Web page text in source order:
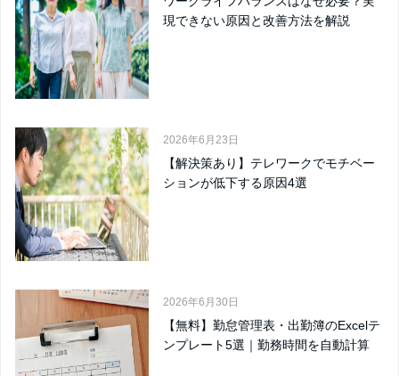
現できない原因と改善方法を解説
2026年6月23日
【解決策あり】テレワークでモチベー
ションが低下する原因4選
2026年6月30日
【無料】勤怠管理表・出勤簿のExcelテ
ンプレート5選｜勤務時間を自動計算